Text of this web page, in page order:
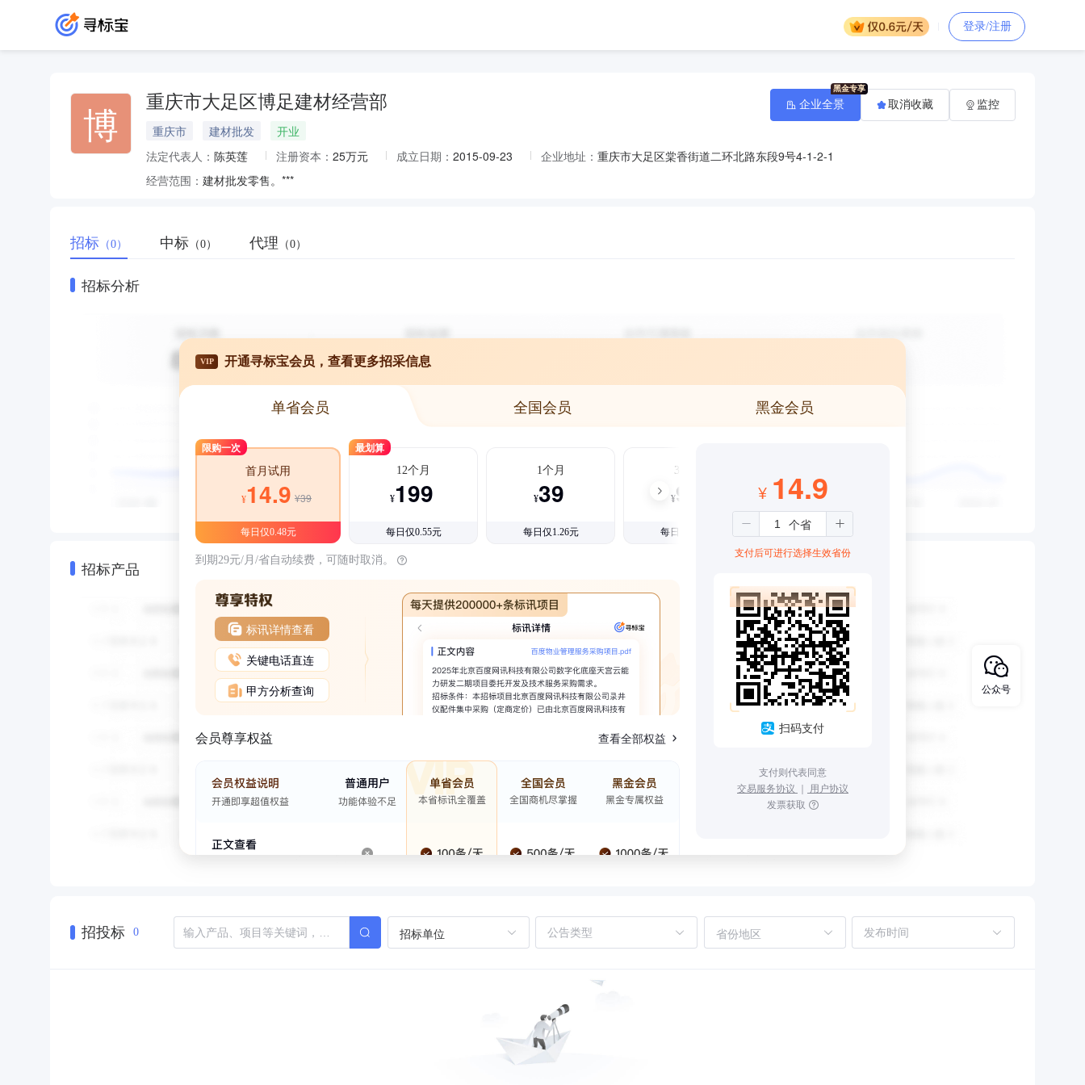
登录/注册
博 重庆市大足区博足建材经营部
重庆市 建材批发
开业
法定代表人： 陈英莲 注册资本： 25万元 成立日期： 2015-09-23 企业地址： 重庆市大足区棠香街道二环北路东段9号4-1-2-1
经营范围： 建材批发零售。***
企业全景 取消收藏 监控
招标 （0） 中标 （0） 代理 （0）
招标分析
招标产品
VIP 开通寻标宝会员，查看更多招采信息
单省会员 全国会员 黑金会员
限购一次
首月试用
¥14.9 ¥39
每日仅0.48元
最划算
12个月
¥199
每日仅0.55元
1个月
¥39
每日仅1.26元
3个月
¥99
每日仅1.08元
到期29元/月/省自动续费，可随时取消。
标讯详情查看
关键电话直连
甲方分析查询
会员尊享权益 查看全部权益
¥ 14.9
支付后可进行选择生效省份
扫码支付
支付则代表同意
交易服务协议 ｜ 用户协议
发票获取
招投标 0 招标单位 省份地区
公众号